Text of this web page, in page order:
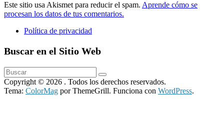
Este sitio usa Akismet para reducir el spam. Aprende cómo se
procesan los datos de tus comentarios.
Política de privacidad
Buscar en el Sitio Web
Copyright © 2026 . Todos los derechos reservados.
Tema: ColorMag por ThemeGrill. Funciona con WordPress.